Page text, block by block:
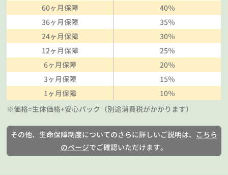
60ヶ月保障
40％
36ヶ月保障
35％
24ヶ月保障
30％
12ヶ月保障
25％
6ヶ月保障
20％
3ヶ月保障
15％
1ヶ月保障
10％
※価格=生体価格+安心パック（別途消費税がかかります）
その他、生命保障制度についてのさらに詳しいご説明は、 こちら
のページでご確認いただけます。